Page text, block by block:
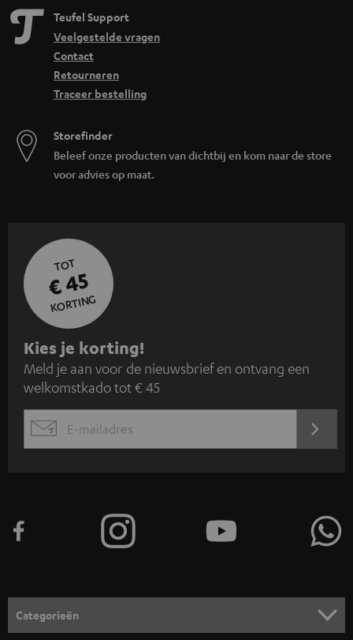
Teufel Support
Veelgestelde vragen
Contact
Retourneren
Traceer bestelling
Storefinder
Beleef onze producten van dichtbij en kom naar de store
voor advies op maat.
TOT
€ 45
KORTING
A
a
n
m
e
n
o
r
Kies je korting!
Meld je aan voor de nieuwsbrief en ontvang een
welkomstkado tot € 45
EMAIL
Categorieën